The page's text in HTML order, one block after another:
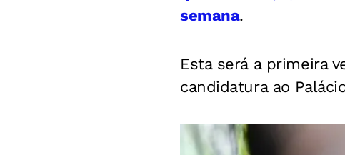
semana.
Esta será a primeira
candidatura ao